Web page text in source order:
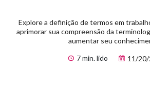
Explore a definição de termos em
aprimorar sua compreensão da
aumentar seu
7 min. lido
11/